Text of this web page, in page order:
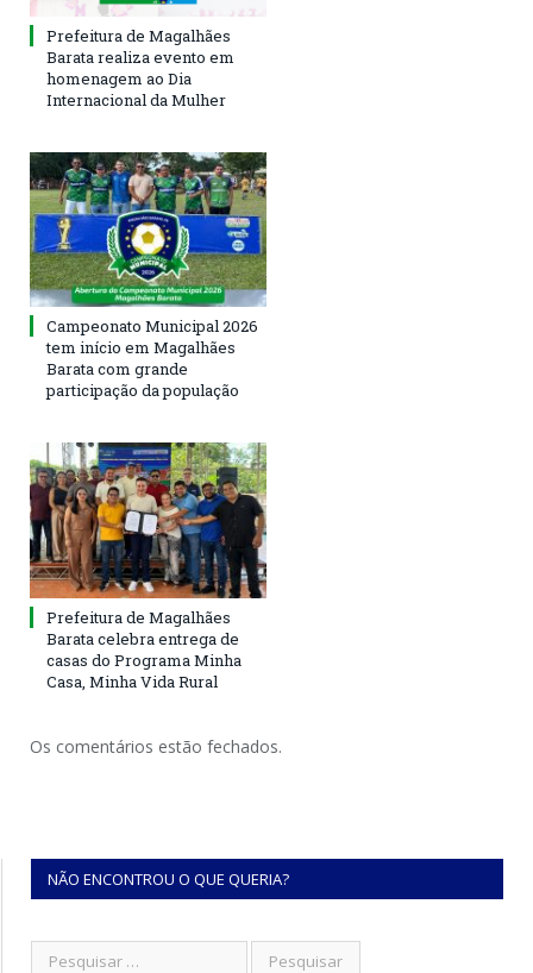
Prefeitura de Magalhães
Barata realiza evento em
homenagem ao Dia
Internacional da Mulher
Campeonato Municipal 2026
tem início em Magalhães
Barata com grande
participação da população
Prefeitura de Magalhães
Barata celebra entrega de
casas do Programa Minha
Casa, Minha Vida Rural
Os comentários estão fechados.
NÃO ENCONTROU O QUE QUERIA?